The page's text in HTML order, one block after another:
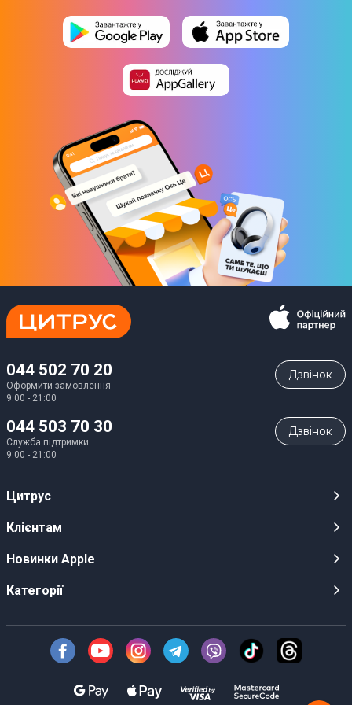
044 502 70 20
Оформити замовлення
9:00 - 21:00
Дзвiнок
044 503 70 30
Служба підтримки
9:00 - 21:00
Дзвiнок
Цитрус
Кар’єра
Оптовим клієнтам
Про Компанію
Безготівковий розрахунок
Клієнтам
Публічні оферти
Інструкції та прошивки
Доставка
Новинки Apple
iPhone 17
iPhone Air
Категорії
Техніка Apple
Смартфони
Техніка для кухні